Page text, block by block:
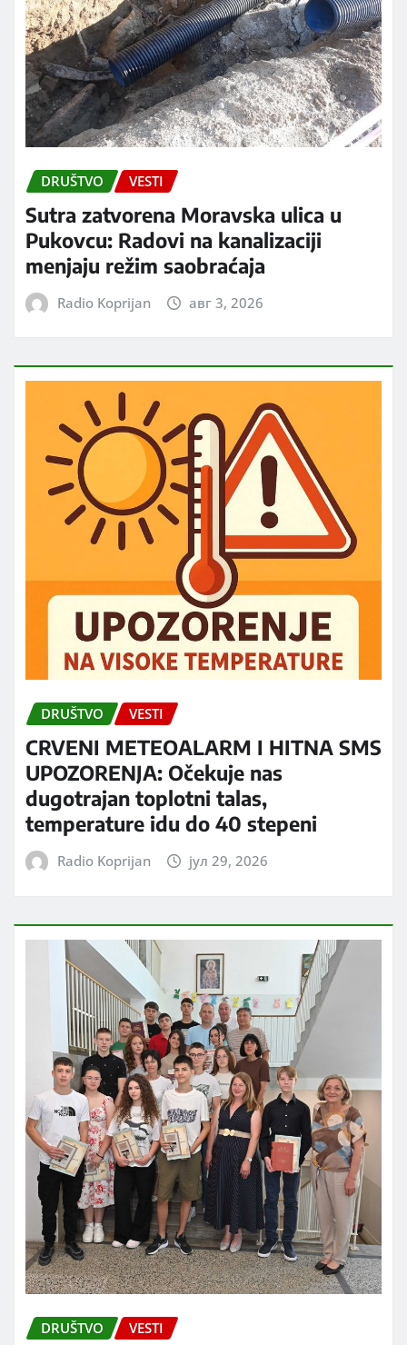
DRUŠTVO VESTI
Sutra zatvorena Moravska ulica u
Pukovcu: Radovi na kanalizaciji
menjaju režim saobraćaja
Radio Koprijan авг 3, 2026
DRUŠTVO VESTI
CRVENI METEOALARM I HITNA SMS
UPOZORENJA: Očekuje nas
dugotrajan toplotni talas,
temperature idu do 40 stepeni
Radio Koprijan јул 29, 2026
DRUŠTVO VESTI